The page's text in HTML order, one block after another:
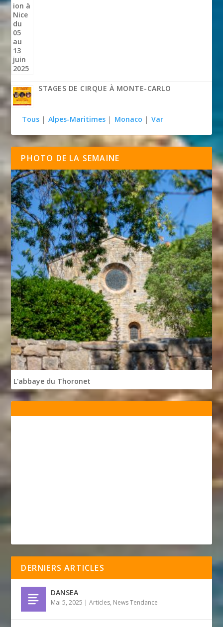
STAGES DE CIRQUE À MONTE-CARLO
Tous | Alpes-Maritimes | Monaco | Var
PHOTO DE LA SEMAINE
L'abbaye du Thoronet
DERNIERS ARTICLES
DANSEA
Mai 5, 2025 |Articles, News Tendance